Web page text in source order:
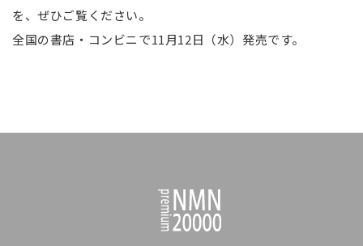
を、ぜひご覧ください。
全国の書店・コンビニで11月12日（水）発売です。